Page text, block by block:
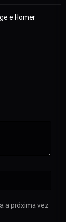
e Homer
a próxima vez